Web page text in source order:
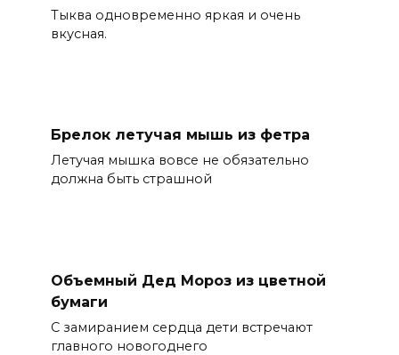
Тыква одновременно яркая и очень
вкусная.
Брелок летучая мышь из фетра
Летучая мышка вовсе не обязательно
должна быть страшной
Объемный Дед Мороз из цветной
бумаги
С замиранием сердца дети встречают
главного новогоднего